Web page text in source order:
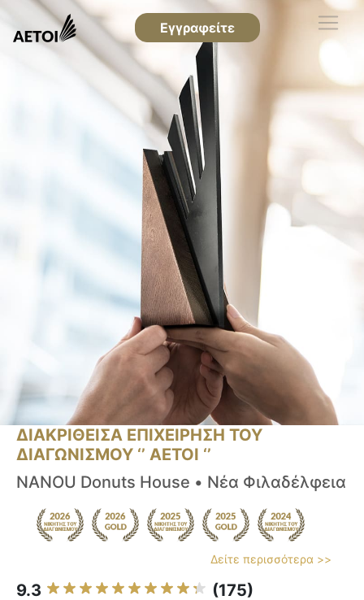
Εγγραφείτε
ΔΙΑΚΡΙΘΕΙΣΑ ΕΠΙΧΕΙΡΗΣΗ ΤΟΥ
ΔΙΑΓΩΝΙΣΜΟΥ ‘’ ΑΕΤΟΙ ‘’
NANOU Donuts House • Νέα Φιλαδέλφεια
Δείτε περισσότερα >>
9.3 (175)